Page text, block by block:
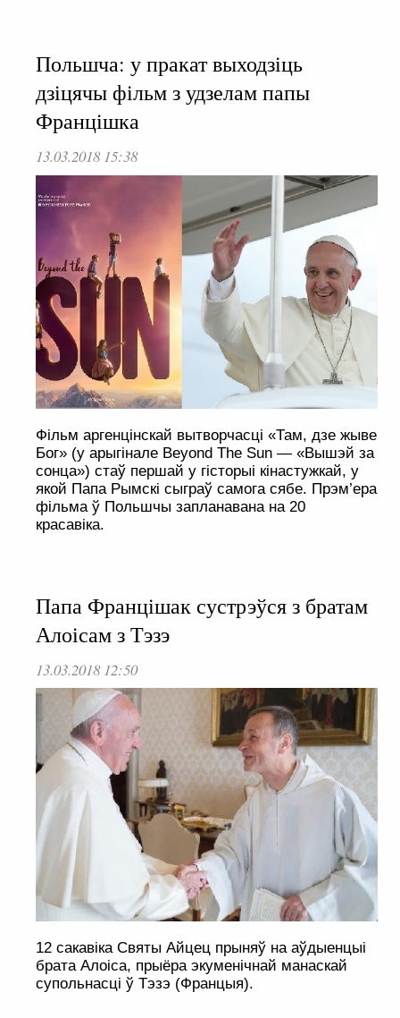
Польшча: у пракат выходзіць
дзіцячы фільм з удзелам папы
Францішка
13.03.2018 15:38
Фільм аргенцінскай вытворчасці «Там, дзе жыве
Бог» (у арыгінале Beyond The Sun — «Вышэй за
сонца») стаў першай у гісторыі кінастужкай, у
якой Папа Рымскі сыграў самога сябе. Прэм’ера
фільма ў Польшчы запланавана на 20
красавіка.
Папа Францішак сустрэўся з братам
Алоісам з Тэзэ
13.03.2018 12:50
12 сакавіка Святы Айцец прыняў на аўдыенцыі
брата Алоіса, прыёра экуменічнай манаскай
супольнасці ў Тэзэ (Францыя).